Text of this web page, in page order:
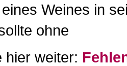
Weines in
ohne
hier weiter: